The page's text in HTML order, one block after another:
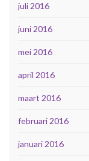
juli 2016
juni 2016
mei 2016
april 2016
maart 2016
februari 2016
januari 2016